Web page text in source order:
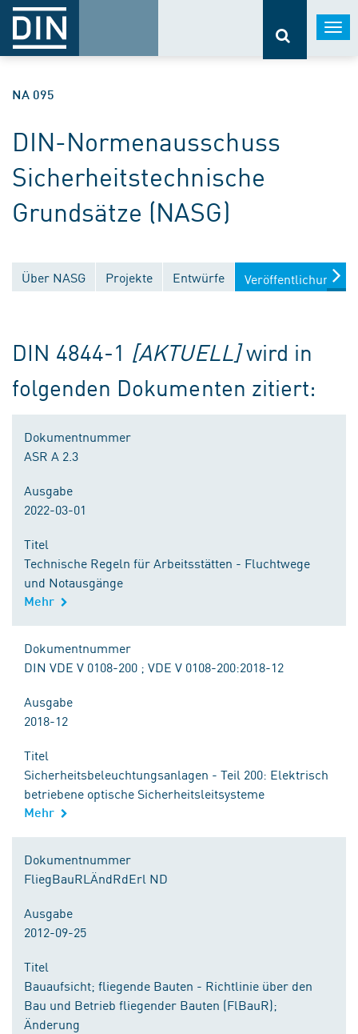
NA 095
DIN-Normenausschuss
Sicherheitstechnische
Grundsätze (NASG)
Über NASG Projekte Entwürfe Veröffentlichungen
DIN 4844-1 [AKTUELL]wird in
folgenden Dokumenten zitiert:
Dokumentnummer
ASR A 2.3
Ausgabe
2022-03-01
Titel
Technische Regeln für Arbeitsstätten - Fluchtwege
und Notausgänge
Mehr
Dokumentnummer
DIN VDE V 0108-200 ; VDE V 0108-200:2018-12
Ausgabe
2018-12
Titel
Sicherheitsbeleuchtungsanlagen - Teil 200: Elektrisch
betriebene optische Sicherheitsleitsysteme
Mehr
Dokumentnummer
FliegBauRLÄndRdErl ND
Ausgabe
2012-09-25
Titel
Bauaufsicht; fliegende Bauten - Richtlinie über den
Bau und Betrieb fliegender Bauten (FlBauR);
Änderung